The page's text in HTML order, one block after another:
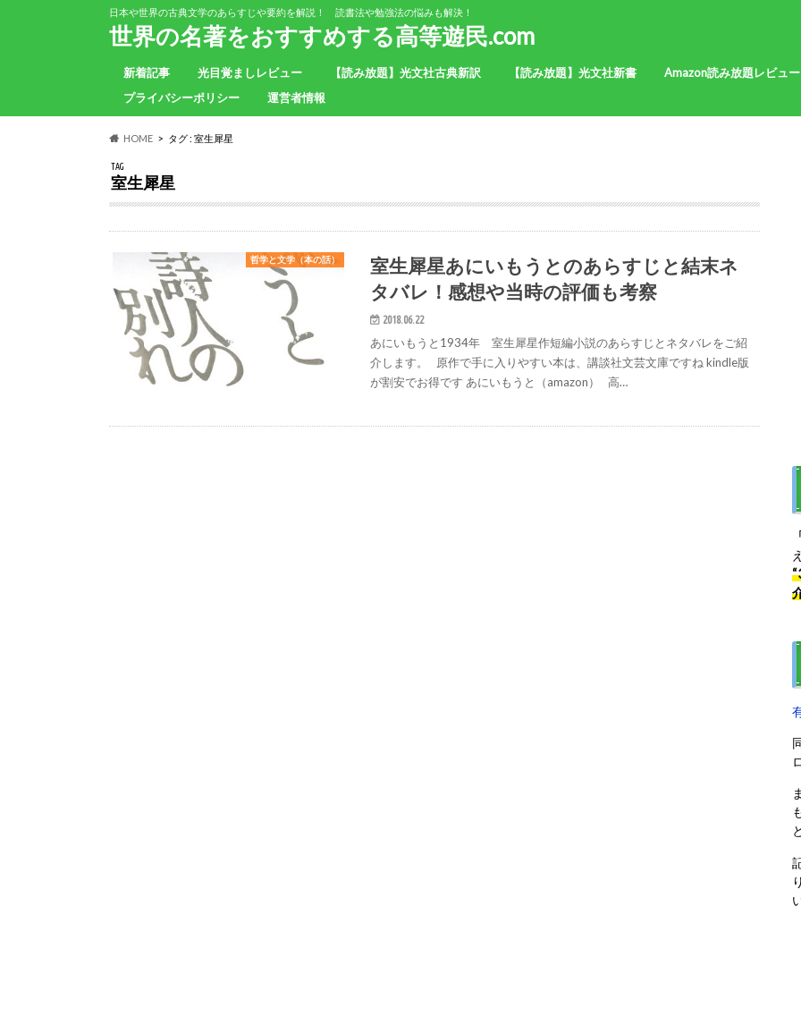
日本や世界の古典文学のあらすじや要約を解説！ 読書法や勉強法の悩みも解決！
世界の名著をおすすめする高等遊民.com
新着記事 光目覚ましレビュー 【読み放題】光文社古典新訳 【読み放題】光文社新書 Amazon読み放題レビュー
プライバシーポリシー
運営者情報
HOME タグ : 室生犀星
TAG
室生犀星
哲学と文学（本の話）
室生犀星あにいもうとのあらすじと結末ネ
タバレ！感想や当時の評価も考察
2018.06.22
あにいもうと1934年 室生犀星作短編小説のあらすじとネタバレをご紹
介します。 原作で手に入りやすい本は、講談社文芸文庫ですね kindle版
が割安でお得です あにいもうと（amazon） 高…